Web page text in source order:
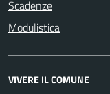
Scadenze
Modulistica
VIVERE IL COMUNE